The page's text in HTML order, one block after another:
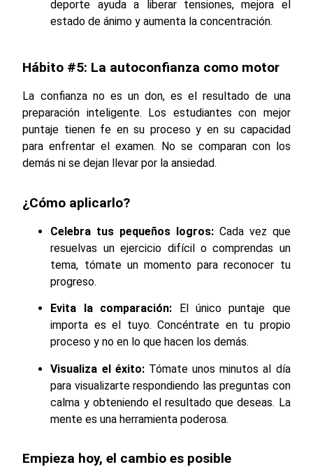
deporte ayuda a liberar tensiones, mejora el
estado de ánimo y aumenta la concentración.
Hábito #5: La autoconfianza como motor
La confianza no es un don, es el resultado de una
preparación inteligente. Los estudiantes con mejor
puntaje tienen fe en su proceso y en su capacidad
para enfrentar el examen. No se comparan con los
demás ni se dejan llevar por la ansiedad.
¿Cómo aplicarlo?
Celebra tus pequeños logros: Cada vez que
resuelvas un ejercicio difícil o comprendas un
tema, tómate un momento para reconocer tu
progreso.
Evita la comparación: El único puntaje que
importa es el tuyo. Concéntrate en tu propio
proceso y no en lo que hacen los demás.
Visualiza el éxito:Tómate unos minutos al día
para visualizarte respondiendo las preguntas con
calma y obteniendo el resultado que deseas. La
mente es una herramienta poderosa.
Empieza hoy, el cambio es posible